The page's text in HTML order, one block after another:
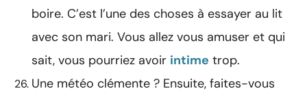
boire. C’est l’une des choses à essayer au lit
avec son mari. Vous allez vous amuser et qui
sait, vous pourriez avoir intime trop.
Une météo clémente ? Ensuite, faites-vous